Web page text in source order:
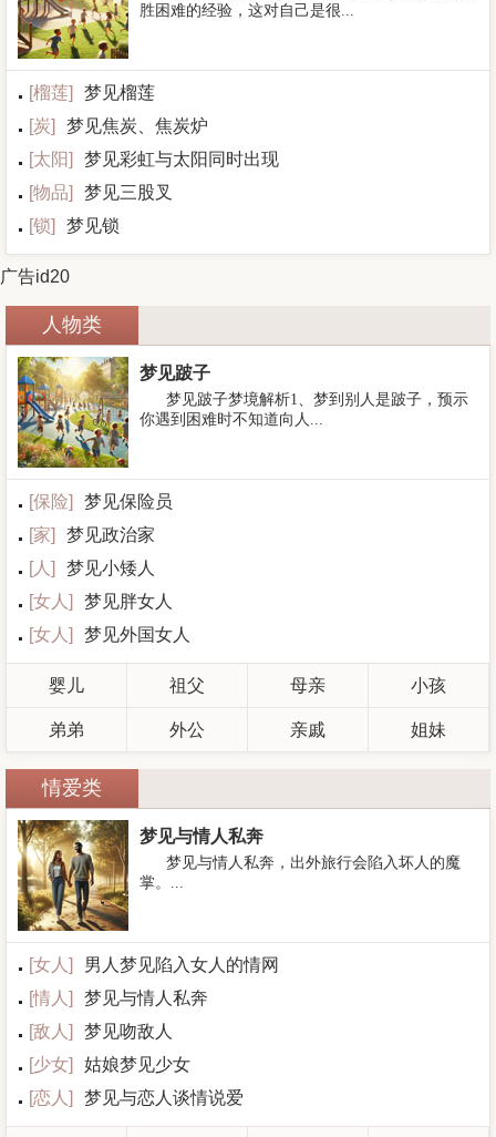
胜困难的经验，这对自己是很...
[榴莲]
梦见榴莲
[炭]
梦见焦炭、焦炭炉
[太阳]
梦见彩虹与太阳同时出现
[物品]
梦见三股叉
[锁] 梦见锁
广告id20
人物类
梦见跛子
梦见跛子梦境解析1、梦到别人是跛子，预示
你遇到困难时不知道向人...
[保险]
梦见保险员
[家]
梦见政治家
[人 ]
梦见小矮人
[女人 ]
梦见胖女人
[女人 ] 梦见外国女人
婴儿 祖父 母亲 小孩
弟弟 外公 亲戚 姐妹
情爱类
梦见与情人私奔
梦见与情人私奔，出外旅行会陷入坏人的魔
掌。...
[女人 ]
男人梦见陷入女人的情网
[情人 ]
梦见与情人私奔
[敌人 ]
梦见吻敌人
[少女]
姑娘梦见少女
[恋人 ] 梦见与恋人谈情说爱